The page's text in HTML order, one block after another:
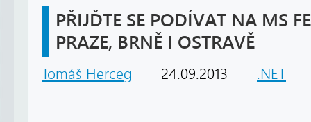
PŘIJĎTE SE PODÍVAT NA MS
PRAZE, BRNĚ I OSTRAVĚ
Tomáš Herceg 24.09.2013 .NET